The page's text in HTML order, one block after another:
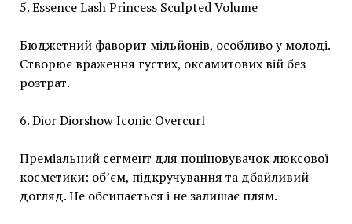
5. Essence Lash Princess Sculpted Volume
Бюджетний фаворит мільйонів, особливо у молоді.
Створює враження густих, оксамитових вій без
розтрат.
6. Dior Diorshow Iconic Overcurl
Преміальний сегмент для поціновувачок люксової
косметики: об’єм, підкручування та дбайливий
догляд. Не обсипається і не залишає плям.